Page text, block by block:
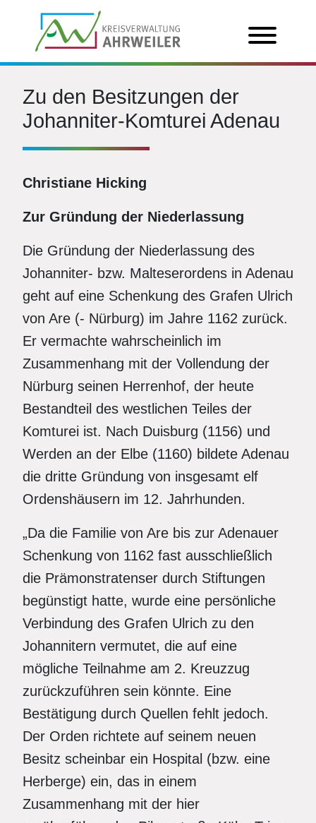
Zu den Besitzungen der
Johanniter-Komturei Adenau
Christiane Hicking
Zur Gründung der Niederlassung
Die Gründung der Niederlassung des
Johanniter- bzw. Malteserordens in Adenau
geht auf eine Schenkung des Grafen Ulrich
von Are (- Nürburg) im Jahre 1162 zurück.
Er vermachte wahrscheinlich im
Zusammenhang mit der Vollendung der
Nürburg seinen Herrenhof, der heute
Bestandteil des westlichen Teiles der
Komturei ist. Nach Duisburg (1156) und
Werden an der Elbe (1160) bildete Adenau
die dritte Gründung von insgesamt elf
Ordenshäusern im 12. Jahrhunden.
„Da die Familie von Are bis zur Adenauer
Schenkung von 1162 fast ausschließlich
die Prämonstratenser durch Stiftungen
begünstigt hatte, wurde eine persönliche
Verbindung des Grafen Ulrich zu den
Johannitern vermutet, die auf eine
mögliche Teilnahme am 2. Kreuzzug
zurückzuführen sein könnte. Eine
Bestätigung durch Quellen fehlt jedoch.
Der Orden richtete auf seinem neuen
Besitz scheinbar ein Hospital (bzw. eine
Herberge) ein, das in einem
Zusammenhang mit der hier